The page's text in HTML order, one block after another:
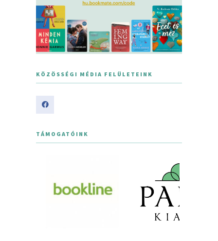
KÖZÖSSÉGI MÉDIA FELÜLETEINK
TÁMOGATÓINK